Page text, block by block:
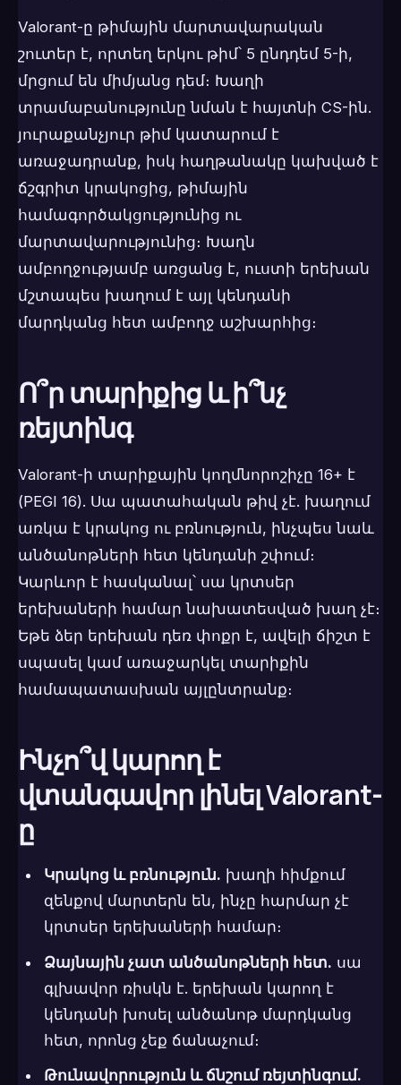
Valorant-ը թիմային մարտավարական
շուտեր է, որտեղ երկու թիմ՝ 5 ընդդեմ 5-ի,
մրցում են միմյանց դեմ։ Խաղի
տրամաբանությունը նման է հայտնի CS-ին.
յուրաքանչյուր թիմ կատարում է
առաջադրանք, իսկ հաղթանակը կախված է
ճշգրիտ կրակոցից, թիմային
համագործակցությունից ու
մարտավարությունից։ Խաղն
ամբողջությամբ առցանց է, ուստի երեխան
մշտապես խաղում է այլ կենդանի
մարդկանց հետ ամբողջ աշխարհից։
Ո՞ր տարիքից և ի՞նչ
ռեյտինգ
Valorant-ի տարիքային կողմնորոշիչը 16+ է
(PEGI 16). Սա պատահական թիվ չէ. խաղում
առկա է կրակոց ու բռնություն, ինչպես նաև
անծանոթների հետ կենդանի շփում։
Կարևոր է հասկանալ՝ սա կրտսեր
երեխաների համար նախատեսված խաղ չէ։
Եթե ձեր երեխան դեռ փոքր է, ավելի ճիշտ է
սպասել կամ առաջարկել տարիքին
համապատասխան այլընտրանք։
Ինչո՞վ կարող է
վտանգավոր լինել Valorant-
ը
Կրակոց և բռնություն. խաղի հիմքում
զենքով մարտերն են, ինչը հարմար չէ
կրտսեր երեխաների համար։
Ձայնային չատ անծանոթների հետ. սա
գլխավոր ռիսկն է. երեխան կարող է
կենդանի խոսել անծանոթ մարդկանց
հետ, որոնց չեք ճանաչում։
Թունավորություն և ճնշում ռեյտինգում.